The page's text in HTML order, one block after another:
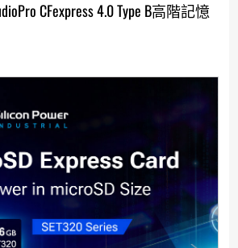
CFexpress 4.0 Type B高階記憶